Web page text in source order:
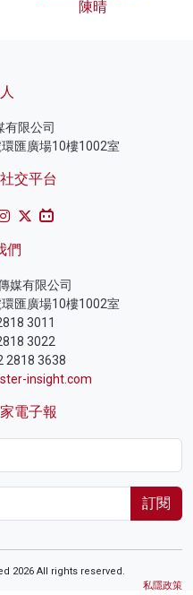
陳晴
有限公司
匯廣場10樓1002室
交平台
們
媒有限公司
匯廣場10樓1002室
3011
3022
2818 3638
insight.com
電子報
訂閱
2026 All rights reserved.
私隱政策